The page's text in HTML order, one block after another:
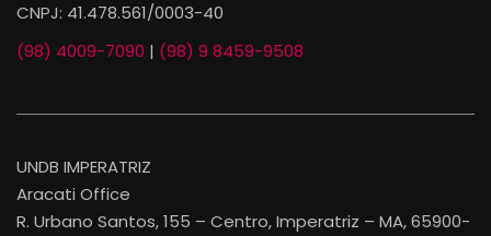
CNPJ: 41.478.561/0003-40
(98) 4009-7090 | (98) 9 8459-9508
UNDB IMPERATRIZ
Aracati Office
R. Urbano Santos, 155 – Centro, Imperatriz – MA, 65900-